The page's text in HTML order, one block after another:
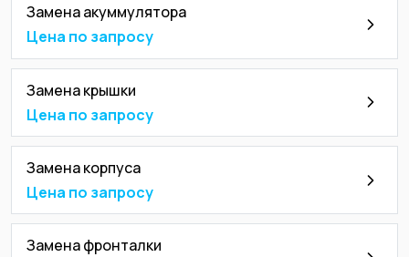
Замена акуммулятора
Цена по запросу
Замена крышки
Цена по запросу
Замена корпуса
Цена по запросу
Замена фронталки